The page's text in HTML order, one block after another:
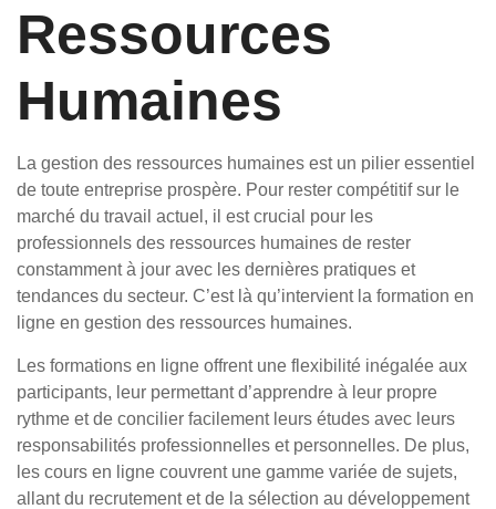
Ressources
Humaines
La gestion des ressources humaines est un pilier essentiel
de toute entreprise prospère. Pour rester compétitif sur le
marché du travail actuel, il est crucial pour les
professionnels des ressources humaines de rester
constamment à jour avec les dernières pratiques et
tendances du secteur. C’est là qu’intervient la formation en
ligne en gestion des ressources humaines.
Les formations en ligne offrent une flexibilité inégalée aux
participants, leur permettant d’apprendre à leur propre
rythme et de concilier facilement leurs études avec leurs
responsabilités professionnelles et personnelles. De plus,
les cours en ligne couvrent une gamme variée de sujets,
allant du recrutement et de la sélection au développement